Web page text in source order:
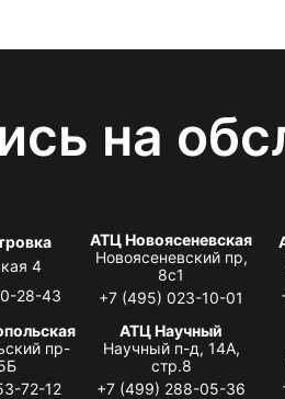
на
4
28-43
АТЦ Новоясеневская
Новоясеневский пр,
8с1
+7 (495) 023-10-01
пр-
72-12
АТЦ Научный
Научный п-д, 14А,
стр.8
+7 (499) 288-05-36